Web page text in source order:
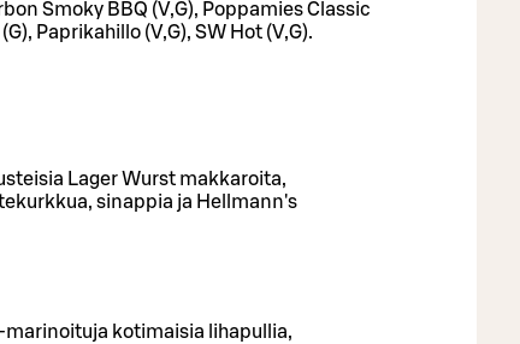
Smoky BBQ (V,G), Poppamies Classic
Paprikahillo (V,G), SW Hot (V,G).
Lager Wurst makkaroita,
sinappia ja Hellmann's
marinoituja kotimaisia lihapullia,